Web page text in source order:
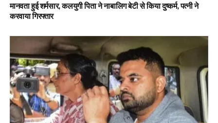
मानवता हुई शर्मसार, कलयुगी पिता ने नाबालिग बेटी से किया दुष्कर्म, पत्नी ने
करवाया गिरफ्तार